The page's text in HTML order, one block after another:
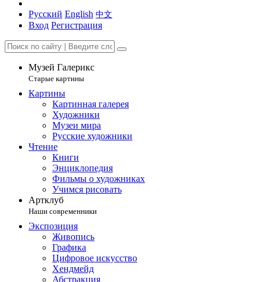
Русский English 中文
Вход Регистрация
Музей Галерикс
Старые картины
Картины
Картинная галерея
Художники
Музеи мира
Русские художники
Чтение
Книги
Энциклопедия
Фильмы о художниках
Учимся рисовать
Артклуб
Наши современники
Экспозиция
Живопись
Графика
Цифровое искусство
Хендмейд
Абстракция